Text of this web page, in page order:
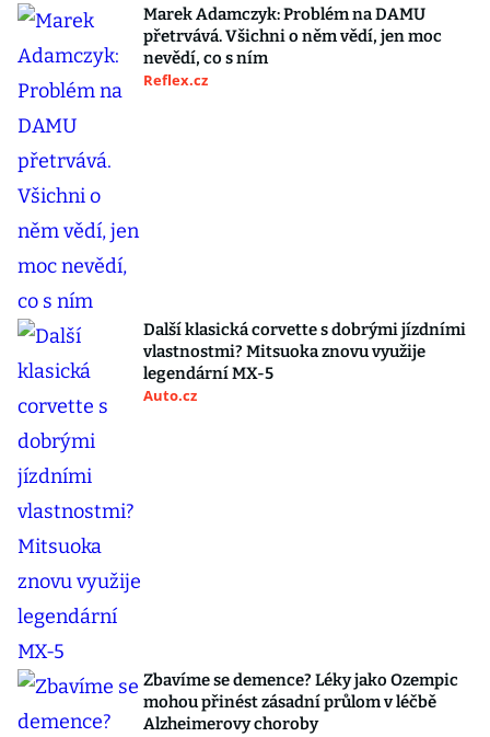
Marek Adamczyk: Problém na DAMU
přetrvává. Všichni o něm vědí, jen moc
nevědí, co s ním
Reflex.cz
Další klasická corvette s dobrými jízdními
vlastnostmi? Mitsuoka znovu využije
legendární MX-5
Auto.cz
Zbavíme se demence? Léky jako Ozempic
mohou přinést zásadní průlom v léčbě
Alzheimerovy choroby